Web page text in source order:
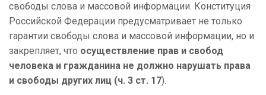
свободы слова и массовой информации. Конституция
Российской Федерации предусматривает не только
гарантии свободы слова и массовой информации, но и
закрепляет, что осуществление прав и свобод
человека и гражданина не должно нарушать права
и свободы других лиц (ч. 3 ст. 17).